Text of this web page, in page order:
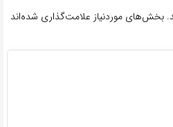
بخش‌های موردنیاز علامت‌گذاری شده‌اند